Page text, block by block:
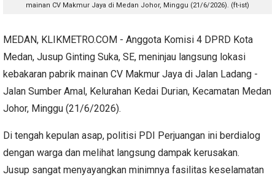
mainan CV Makmur Jaya di Medan Johor, Minggu (21/6/2026). (ft-ist)
MEDAN, KLIKMETRO.COM - Anggota Komisi 4 DPRD Kota
Medan, Jusup Ginting Suka, SE, meninjau langsung lokasi
kebakaran pabrik mainan CV Makmur Jaya di Jalan Ladang -
Jalan Sumber Amal, Kelurahan Kedai Durian, Kecamatan Medan
Johor, Minggu (21/6/2026).
Di tengah kepulan asap, politisi PDI Perjuangan ini berdialog
dengan warga dan melihat langsung dampak kerusakan.
Jusup sangat menyayangkan minimnya fasilitas keselamatan